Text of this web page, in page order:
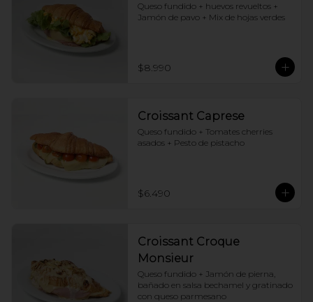
Queso fundido + huevos revueltos +
Jamón de pavo + Mix de hojas verdes
$8.990
Croissant Caprese
Queso fundido + Tomates cherries
asados + Pesto de pistacho
$6.490
Croissant Croque
Monsieur
Queso fundido + Jamón de pierna,
bañado en salsa bechamel y gratinado
con queso parmesano